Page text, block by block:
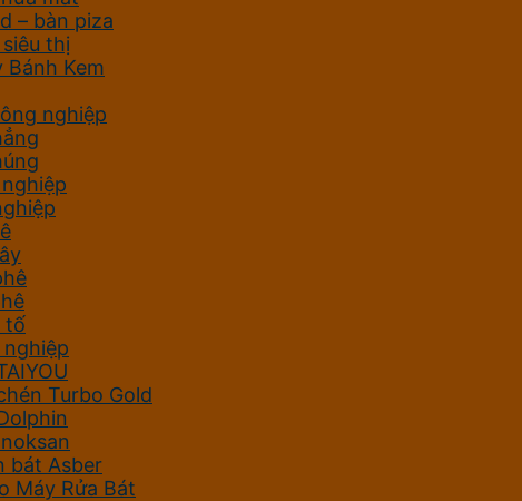
– bàn piza
thị
Bánh Kem
nghiệp
tố
Turbo Gold
bát Asber
Máy Rửa Bát